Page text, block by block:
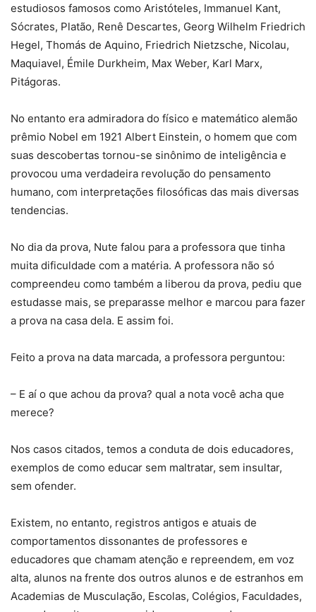
estudiosos famosos como Aristóteles, Immanuel Kant,
Sócrates, Platão, Renê Descartes, Georg Wilhelm Friedrich
Hegel, Thomás de Aquino, Friedrich Nietzsche, Nicolau,
Maquiavel, Émile Durkheim, Max Weber, Karl Marx,
Pitágoras.
No entanto era admiradora do físico e matemático alemão
prêmio Nobel em 1921 Albert Einstein, o homem que com
suas descobertas tornou-se sinônimo de inteligência e
provocou uma verdadeira revolução do pensamento
humano, com interpretações filosóficas das mais diversas
tendencias.
No dia da prova, Nute falou para a professora que tinha
muita dificuldade com a matéria. A professora não só
compreendeu como também a liberou da prova, pediu que
estudasse mais, se preparasse melhor e marcou para fazer
a prova na casa dela. E assim foi.
Feito a prova na data marcada, a professora perguntou:
– E aí o que achou da prova? qual a nota você acha que
merece?
Nos casos citados, temos a conduta de dois educadores,
exemplos de como educar sem maltratar, sem insultar,
sem ofender.
Existem, no entanto, registros antigos e atuais de
comportamentos dissonantes de professores e
educadores que chamam atenção e repreendem, em voz
alta, alunos na frente dos outros alunos e de estranhos em
Academias de Musculação, Escolas, Colégios, Faculdades,